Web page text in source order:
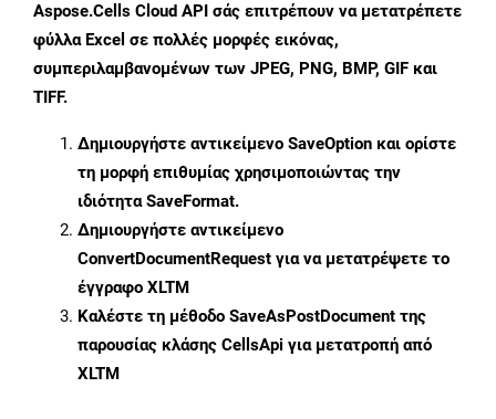
Aspose.Cells Cloud API σάς επιτρέπουν να μετατρέπετε
φύλλα Excel σε πολλές μορφές εικόνας,
συμπεριλαμβανομένων των JPEG, PNG, BMP, GIF και
TIFF.
Δημιουργήστε αντικείμενο SaveOption και ορίστε
τη μορφή επιθυμίας χρησιμοποιώντας την
ιδιότηταSaveFormat.
Δημιουργήστε αντικείμενο
ConvertDocumentRequest για να μετατρέψετε το
έγγραφο XLTM
Καλέστε τη μέθοδο SaveAsPostDocument της
παρουσίας κλάσης CellsApi για μετατροπή από
XLTM